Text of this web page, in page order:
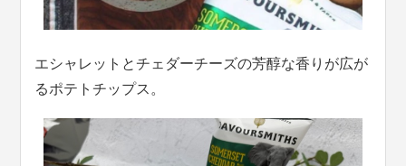
エシャレットとチェダーチーズの芳醇な香りが広が
るポテトチップス。